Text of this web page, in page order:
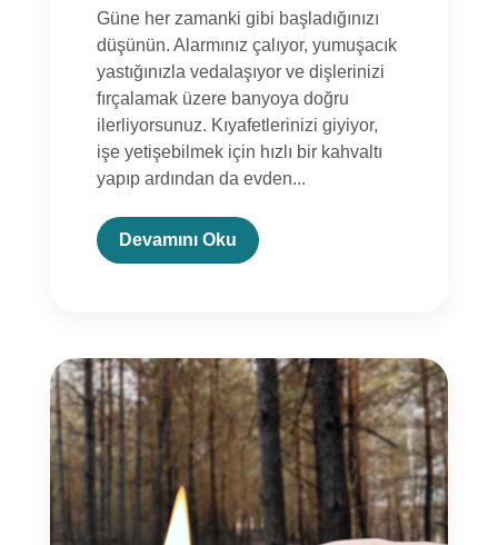
Güne her zamanki gibi başladığınızı
düşünün. Alarmınız çalıyor, yumuşacık
yastığınızla vedalaşıyor ve dişlerinizi
fırçalamak üzere banyoya doğru
ilerliyorsunuz. Kıyafetlerinizi giyiyor,
işe yetişebilmek için hızlı bir kahvaltı
yapıp ardından da evden...
Devamını Oku